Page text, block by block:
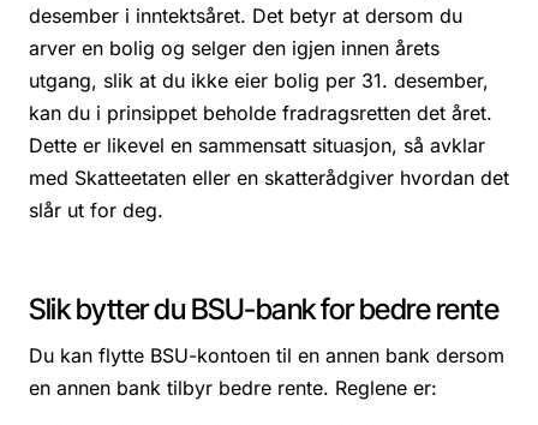
desember i inntektsåret. Det betyr at dersom du
arver en bolig og selger den igjen innen årets
utgang, slik at du ikke eier bolig per 31. desember,
kan du i prinsippet beholde fradragsretten det året.
Dette er likevel en sammensatt situasjon, så avklar
med Skatteetaten eller en skatterådgiver hvordan det
slår ut for deg.
Slik bytter du BSU-bank for bedre rente
Du kan flytte BSU-kontoen til en annen bank dersom
en annen bank tilbyr bedre rente. Reglene er: